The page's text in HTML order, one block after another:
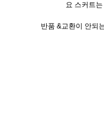
요 스커트
반품 &교환이 안되